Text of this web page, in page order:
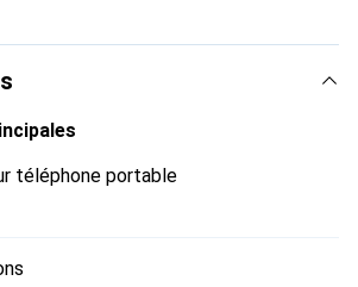
la marque Noreve est un choix
exigeante.
téléphone portable